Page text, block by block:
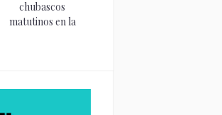
chubascos
matutinos en la